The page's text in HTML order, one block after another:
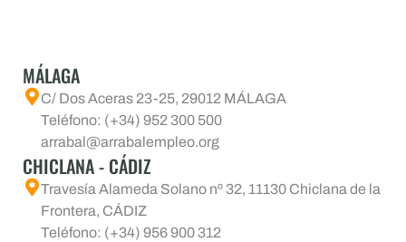
MÁLAGA
C/ Dos Aceras 23-25, 29012 MÁLAGA
Teléfono: (+34) 952 300 500
arrabal@arrabalempleo.org
CHICLANA - CÁDIZ
Travesía Alameda Solano nº 32, 11130 Chiclana de la
Frontera, CÁDIZ
Teléfono: (+34) 956 900 312